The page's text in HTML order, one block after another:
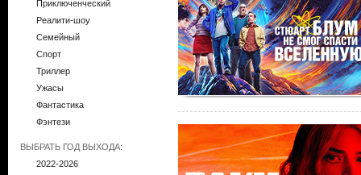
Приключенческий
Реалити-шоу
Семейный
Спорт
Триллер
Ужасы
Фантастика
Фэнтези
ВЫБРАТЬ ГОД ВЫХОДА:
2022-2026